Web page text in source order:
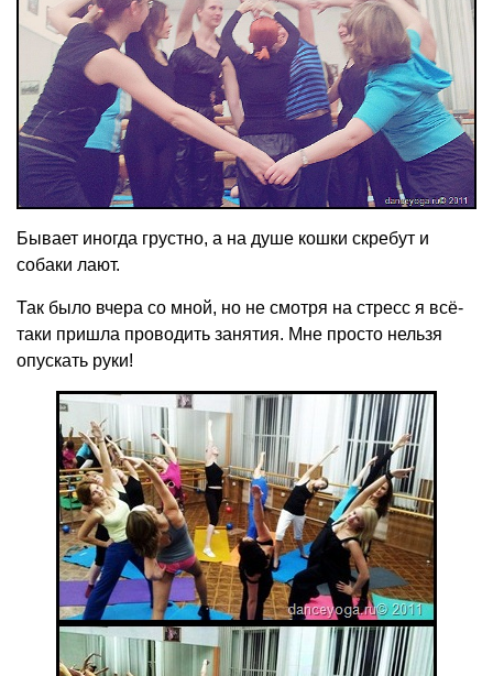
Бывает иногда грустно, а на душе кошки скребут и
собаки лают.
Так было вчера со мной, но не смотря на стресс я всё-
таки пришла проводить занятия. Мне просто нельзя
опускать руки!